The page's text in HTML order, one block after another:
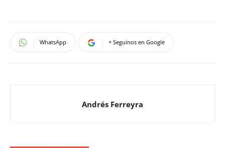
WhatsApp + Seguinos en Google
Andrés Ferreyra